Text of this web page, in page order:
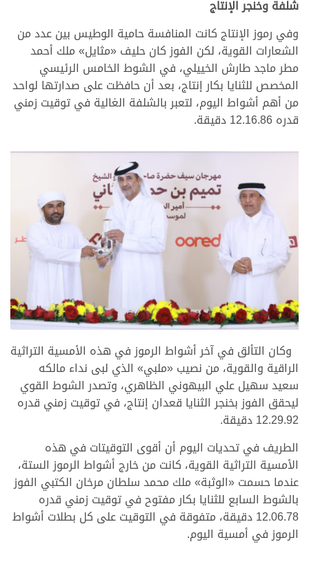
شلفة وخنجر الإنتاج
وفي رموز الإنتاج كانت المنافسة حامية الوطيس بين عدد من
الشعارات القوية، لكن الفوز كان حليف «مثايل» ملك أحمد
مطر ماجد طارش الخييلي، في الشوط الخامس الرئيسي
المخصص للثنايا بكار إنتاج، بعد أن حافظت على صدارتها لواحد
من أهم أشواط اليوم، لتعبر بالشلفة الغالية في توقيت زمني
قدره 12.16.86 دقيقة.
.
وكان التألق في آخر أشواط الرموز في هذه الأمسية التراثية
الراقية والقوية، من نصيب «ملبي» الذي لبى نداء مالكه
سعيد سهيل علي البيهوني الظاهري، وتصدر الشوط القوي
ليحقق الفوز بخنجر الثنايا قعدان إنتاج، في توقيت زمني قدره
12.29.92 دقيقة.
الطريف في تحديات اليوم أن أقوى التوقيتات في هذه
الأمسية التراثية القوية، كانت من خارج أشواط الرموز الستة،
عندما حسمت «الوثبة» ملك محمد سلطان مرخان الكتبي الفوز
بالشوط السابع للثنايا بكار مفتوح في توقيت زمني قدره
12.06.78 دقيقة، متفوقة في التوقيت على كل بطلات أشواط
الرموز في أمسية اليوم.